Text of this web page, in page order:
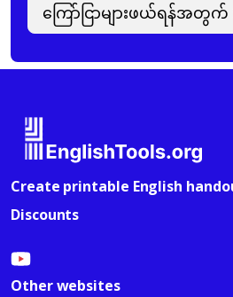
ကြော်ငြာများဖယ်ရန်အတွ
Create printable English
Discounts
Other websites